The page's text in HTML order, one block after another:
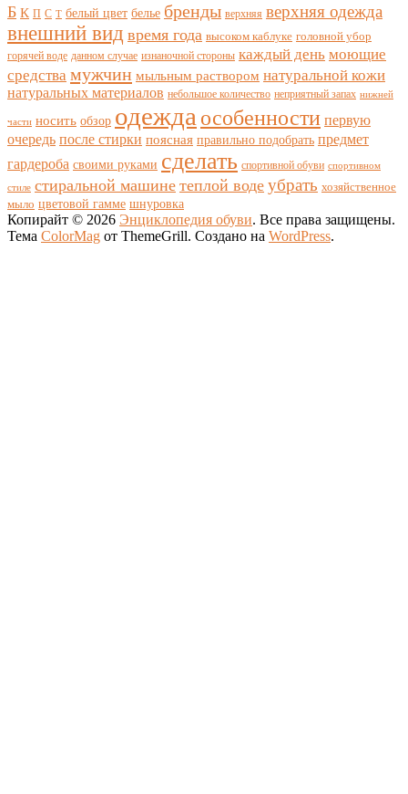
Б К П С Т белый цвет белье бренды верхняя верхняя одежда
внешний вид время года высоком каблуке головной убор
горячей воде данном случае изнаночной стороны каждый день моющие
средства мужчин мыльным раствором натуральной кожи
натуральных материалов небольшое количество неприятный запах нижней
части носить обзор одежда особенности первую
очередь после стирки поясная правильно подобрать предмет
гардероба своими руками сделать спортивной обуви спортивном
стиле стиральной машине теплой воде убрать хозяйственное
мыло цветовой гамме шнуровка
Копирайт © 2026 Энциклопедия обуви. Все права защищены.
Тема ColorMag от ThemeGrill. Создано на WordPress.